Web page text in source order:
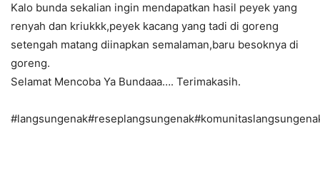
Kalo bunda sekalian ingin mendapatkan hasil peyek yang
renyah dan kriukkk,peyek kacang yang tadi di goreng
setengah matang diinapkan semalaman,baru besoknya di
goreng.
Selamat Mencoba Ya Bundaaa…. Terimakasih.